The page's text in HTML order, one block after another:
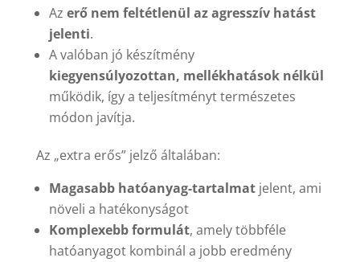
Az erő nem feltétlenül az agresszív hatást
jelenti.
A valóban jó készítmény
kiegyensúlyozottan, mellékhatások nélkül
működik, így a teljesítményt természetes
módon javítja.
Az „extra erős” jelző általában:
Magasabb hatóanyag-tartalmatjelent, ami
növeli a hatékonyságot
Komplexebb formulát, amely többféle
hatóanyagot kombinál a jobb eredmény